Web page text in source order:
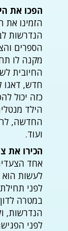
הפכו את
הזמינו את
הנדרשות
הספרים
מקנה לו
החיובית
חדש, דאגו
כזה יכול
הילד
החדשה,
ועוד.
הכירו את
אחד
לעשות הוא
לפני
במטרה
הנדרשות,
לפני